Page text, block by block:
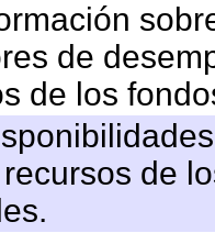
de
de los
de